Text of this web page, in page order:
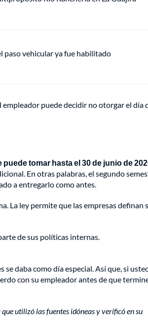
paso vehicular ya fue habilitado
puede decidir no otorgar el día
puede tomar hasta el 30 de junio de
En otras palabras, el segundo
a entregarlo como antes.
La ley permite que las empresas definan
de sus políticas internas.
daba como día especial. Así que, si
con su empleador antes de que
utilizó las fuentes idóneas y verificó en su